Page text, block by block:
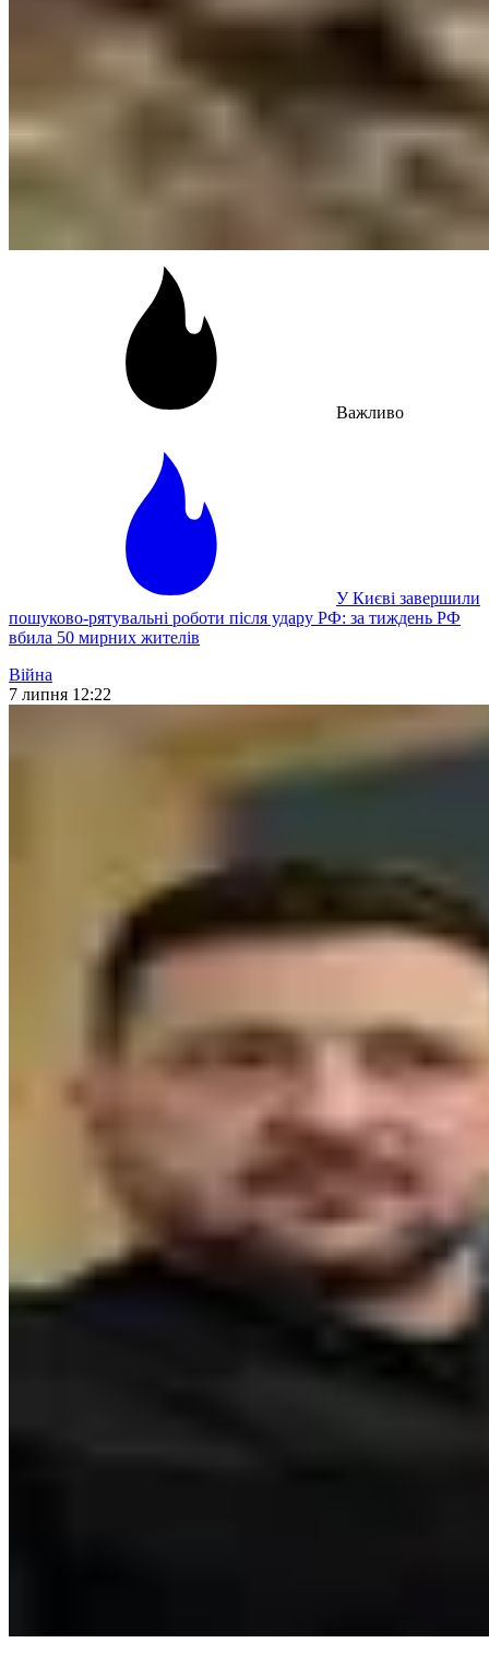
Важливо
У Києві завершили
пошуково-рятувальні роботи після удару РФ: за тиждень РФ
вбила 50 мирних жителів
Війна
7 липня 12:22